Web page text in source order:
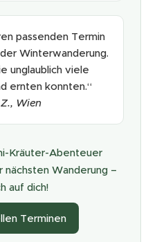
passenden Termin
Winterwanderung.
unglaublich viele
ernten konnten.“
Wien
Kräuter-Abenteuer
Wanderung –
auf dich!
Terminen